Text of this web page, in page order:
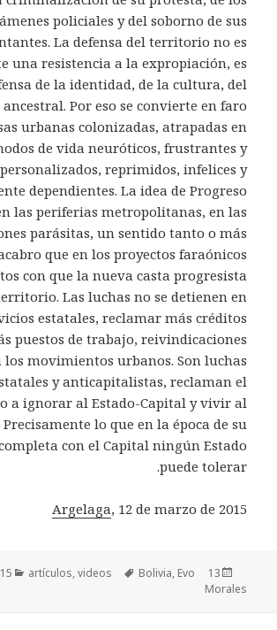
policiales y del soborno de sus
La defensa del territorio no es
una resistencia a la expropiación, es
de la identidad, de la cultura, del
Por eso se convierte en faro
urbanas colonizadas, atrapadas en
de vida neuróticos, frustrantes y
reprimidos, infelices y
dependientes. La idea de Progreso
las periferias metropolitanas, en las
parásitas, un sentido tanto o más
que en los proyectos faraónicos
con que la nueva casta progresista
Las luchas no se detienen en
estatales, reclamar más créditos
puestos de trabajo, reivindicaciones
movimientos urbanos. Son luchas
y anticapitalistas, reclaman el
a ignorar al Estado-Capital y vivir al
lo que en la época de su
con el Capital ningún Estado
puede tolerar.
Argelaga, 12 de marzo de 2015
Publicado
el
13 marzo, 2015
artículos,videosEtiquetas Bolivia, Evo
Morales